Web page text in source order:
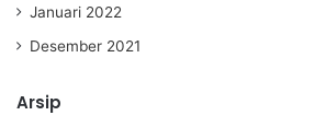
Januari 2022
Desember 2021
Arsip